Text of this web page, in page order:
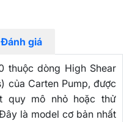
Đánh giá
thuộc dòng High Shear
của Carten Pump, được
quy mô nhỏ hoặc thử
là model cơ bản nhất